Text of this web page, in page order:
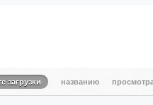
загрузки названию